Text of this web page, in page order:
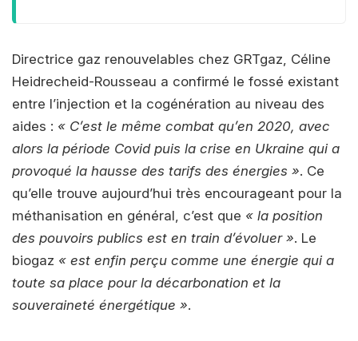
Directrice gaz renouvelables chez GRTgaz, Céline
Heidrecheid-Rousseau a confirmé le fossé existant
entre l’injection et la cogénération au niveau des
aides : « C’est le même combat qu’en 2020, avec
alors la période Covid puis la crise en Ukraine qui a
provoqué la hausse des tarifs des énergies ». Ce
qu’elle trouve aujourd’hui très encourageant pour la
méthanisation en général, c’est que « la position
des pouvoirs publics est en train d’évoluer ». Le
biogaz « est enfin perçu comme une énergie qui a
toute sa place pour la décarbonation et la
souveraineté énergétique ».